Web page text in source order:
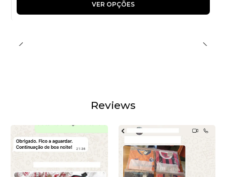
VER OPÇÕES
Reviews